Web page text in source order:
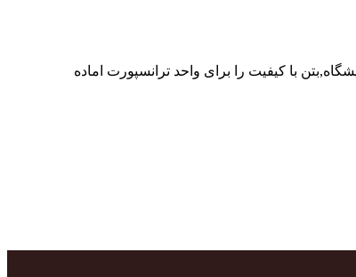
پر تلاش واحدهای تولید و ازمایشگاه,بتن با کیفیت را برای واحد ترانسپورت اماده